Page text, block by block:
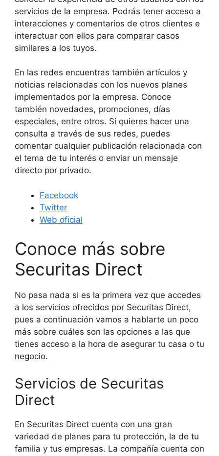
servicios de la empresa. Podrás tener acceso a
interacciones y comentarios de otros clientes e
interactuar con ellos para comparar casos
similares a los tuyos.
En las redes encuentras también artículos y
noticias relacionadas con los nuevos planes
implementados por la empresa. Conoce
también novedades, promociones, días
especiales, entre otros. Si quieres hacer una
consulta a través de sus redes, puedes
comentar cualquier publicación relacionada con
el tema de tu interés o enviar un mensaje
directo por privado.
Facebook
Twitter
Web oficial
Conoce más sobre
Securitas Direct
No pasa nada si es la primera vez que accedes
a los servicios ofrecidos por Securitas Direct,
pues a continuación vamos a hablarte un poco
más sobre cuáles son las opciones a las que
tienes acceso a la hora de asegurar tu casa o tu
negocio.
Servicios de Securitas
Direct
En Securitas Direct cuenta con una gran
variedad de planes para tu protección, la de tu
familia y tus empresas. La compañía cuenta con